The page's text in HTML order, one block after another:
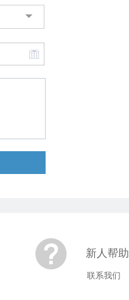
新人帮助
联系我们